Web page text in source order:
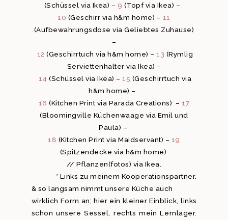
(Schüssel via Ikea) – 9 (Topf via Ikea) –
10 (Geschirr via h&m home) – 11
(Aufbewahrungsdose via Geliebtes Zuhause)
–
12 (Geschirrtuch via h&m home) – 13 (Rymlig
Serviettenhalter via Ikea) –
14 (Schüssel via Ikea) – 15 (Geschirrtuch via
h&m home) –
16 (Kitchen Print via Parada Creations) –17
(Bloomingville Küchenwaage via Emil und
Paula) –
18 (Kitchen Print via Maidservant) – 19
(Spitzendecke via h&m home)
// Pflanzen(fotos) via Ikea.
* Links zu meinem Kooperationspartner.
& so langsam nimmt unsere Küche auch
wirklich Form an; hier ein kleiner Einblick, links
schon unsere Sessel, rechts mein Lernlager.